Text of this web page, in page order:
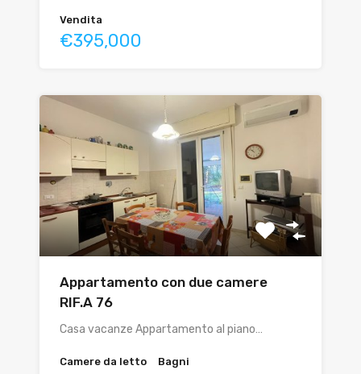
Vendita
€395,000
Appartamento con due camere
RIF.A 76
Casa vacanze Appartamento al piano…
Camere da letto Bagni